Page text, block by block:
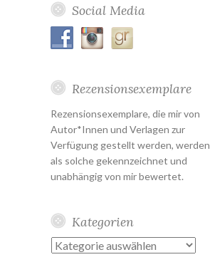
Social Media
Rezensionsexemplare
Rezensionsexemplare, die mir von
Autor*Innen und Verlagen zur
Verfügung gestellt werden, werden
als solche gekennzeichnet und
unabhängig von mir bewertet.
Kategorien
Kategorien